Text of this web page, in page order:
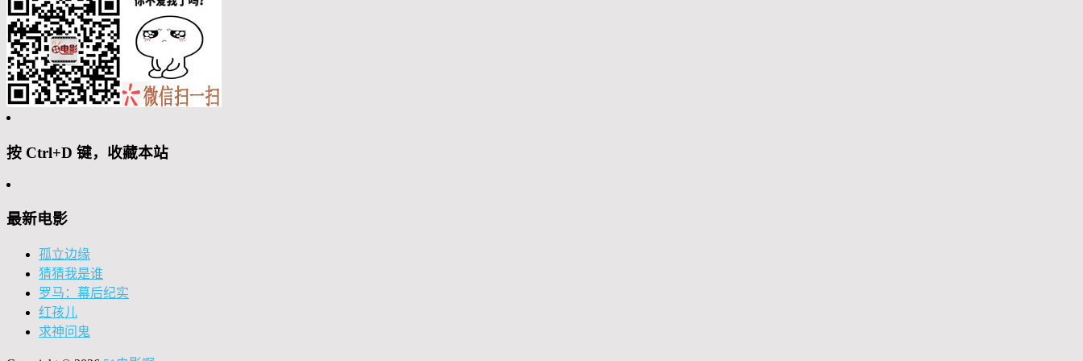
按 Ctrl+D 键，收藏本站
最新电影
孤立边缘
猜猜我是谁
罗马：幕后纪实
红孩儿
求神问鬼